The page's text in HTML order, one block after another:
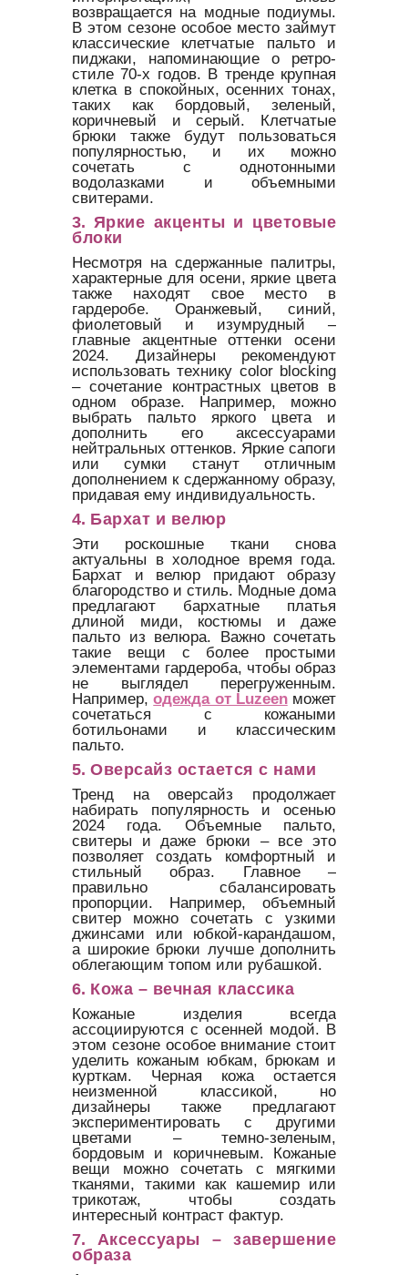
возвращается на модные подиумы.
В этом сезоне особое место займут
классические клетчатые пальто и
пиджаки, напоминающие о ретро-
стиле 70-х годов. В тренде крупная
клетка в спокойных, осенних тонах,
таких как бордовый, зеленый,
коричневый и серый. Клетчатые
брюки также будут пользоваться
популярностью, и их можно
сочетать с однотонными
водолазками и объемными
свитерами.
3. Яркие акценты и цветовые
блоки
Несмотря на сдержанные палитры,
характерные для осени, яркие цвета
также находят свое место в
гардеробе. Оранжевый, синий,
фиолетовый и изумрудный –
главные акцентные оттенки осени
2024. Дизайнеры рекомендуют
использовать технику color blocking
– сочетание контрастных цветов в
одном образе. Например, можно
выбрать пальто яркого цвета и
дополнить его аксессуарами
нейтральных оттенков. Яркие сапоги
или сумки станут отличным
дополнением к сдержанному образу,
придавая ему индивидуальность.
4. Бархат и велюр
Эти роскошные ткани снова
актуальны в холодное время года.
Бархат и велюр придают образу
благородство и стиль. Модные дома
предлагают бархатные платья
длиной миди, костюмы и даже
пальто из велюра. Важно сочетать
такие вещи с более простыми
элементами гардероба, чтобы образ
не выглядел перегруженным.
Например,одежда от Luzeenможет
сочетаться с кожаными
ботильонами и классическим
пальто.
5. Оверсайз остается с нами
Тренд на оверсайз продолжает
набирать популярность и осенью
2024 года. Объемные пальто,
свитеры и даже брюки – все это
позволяет создать комфортный и
стильный образ. Главное –
правильно сбалансировать
пропорции. Например, объемный
свитер можно сочетать с узкими
джинсами или юбкой-карандашом,
а широкие брюки лучше дополнить
облегающим топом или рубашкой.
6. Кожа – вечная классика
Кожаные изделия всегда
ассоциируются с осенней модой. В
этом сезоне особое внимание стоит
уделить кожаным юбкам, брюкам и
курткам. Черная кожа остается
неизменной классикой, но
дизайнеры также предлагают
экспериментировать с другими
цветами – темно-зеленым,
бордовым и коричневым. Кожаные
вещи можно сочетать с мягкими
тканями, такими как кашемир или
трикотаж, чтобы создать
интересный контраст фактур.
7. Аксессуары – завершение
образа